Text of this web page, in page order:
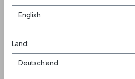
Land: